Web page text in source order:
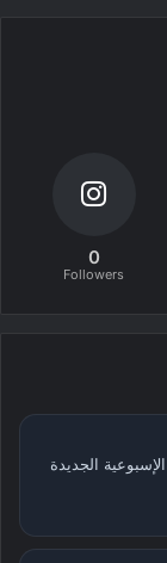
0
Followers
يجب تحديث الموقع لتنزيل عروض AEW الإسبوعية الجديدة